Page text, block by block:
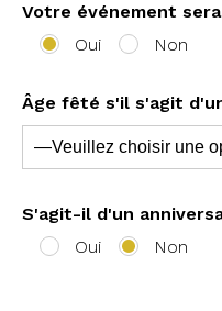
Votre événement
Oui
Non
Âge fêté s'il s'agit
S'agit-il d'un
Oui
Non